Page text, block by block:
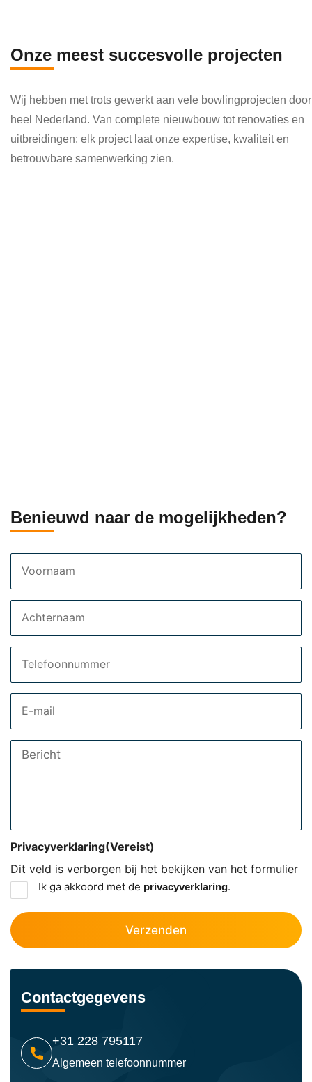
kund
Onze meest succesvolle projecten
Wij hebben met trots gewerkt aan vele bowlingprojecten door
heel Nederland. Van complete nieuwbouw tot renovaties en
uitbreidingen: elk project laat onze expertise, kwaliteit en
betrouwbare samenwerking zien.
Benieuwd naar de mogelijkheden?
Bericht
Dit veld is verborgen bij het bekijken van het formulier
Privacyverklaring(Vereist)
Ik ga akkoord met de privacyverklaring.
Contactgegevens
+31 228 795117
Algemeen telefoonnummer